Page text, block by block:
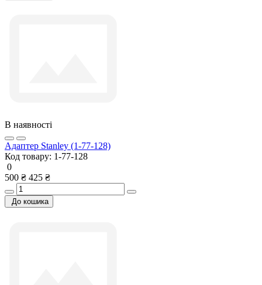
В наявності
Адаптер Stanley (1-77-128)
Код товару: 1-77-128
0
500 ₴ 425 ₴
До кошика